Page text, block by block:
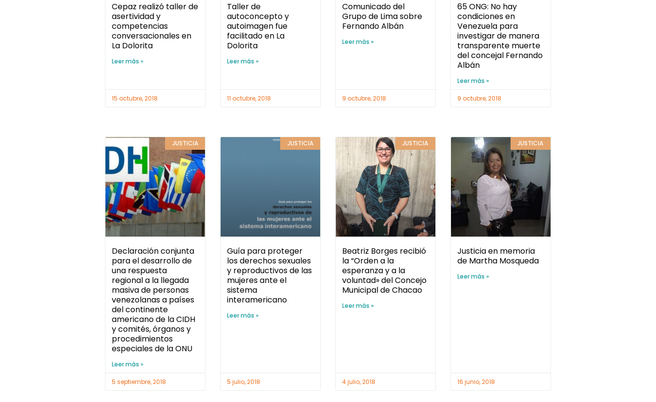
Cepaz realizó taller de
asertividad y
competencias
conversacionales en
La Dolorita
Leer más »
15 octubre, 2018
Taller de
autoconcepto y
autoimagen fue
facilitado en La
Dolorita
Leer más »
11 octubre, 2018
Comunicado del
Grupo de Lima sobre
Fernando Albán
Leer más »
9 octubre, 2018
65 ONG: No hay
condiciones en
Venezuela para
investigar de manera
transparente muerte
del concejal Fernando
Albán
Leer más »
9 octubre, 2018
JUSTICIA
Declaración conjunta
para el desarrollo de
una respuesta
regional a la llegada
masiva de personas
venezolanas a países
del continente
americano de la CIDH
y comités, órganos y
procedimientos
especiales de la ONU
Leer más »
5 septiembre, 2018
JUSTICIA
Guía para proteger
los derechos sexuales
y reproductivos de las
mujeres ante el
sistema
interamericano
Leer más »
5 julio, 2018
JUSTICIA
Beatriz Borges recibió
la “Orden a la
esperanza y a la
voluntad» del Concejo
Municipal de Chacao
Leer más »
4 julio, 2018
JUSTICIA
Justicia en memoria
de Martha Mosqueda
Leer más »
16 junio, 2018